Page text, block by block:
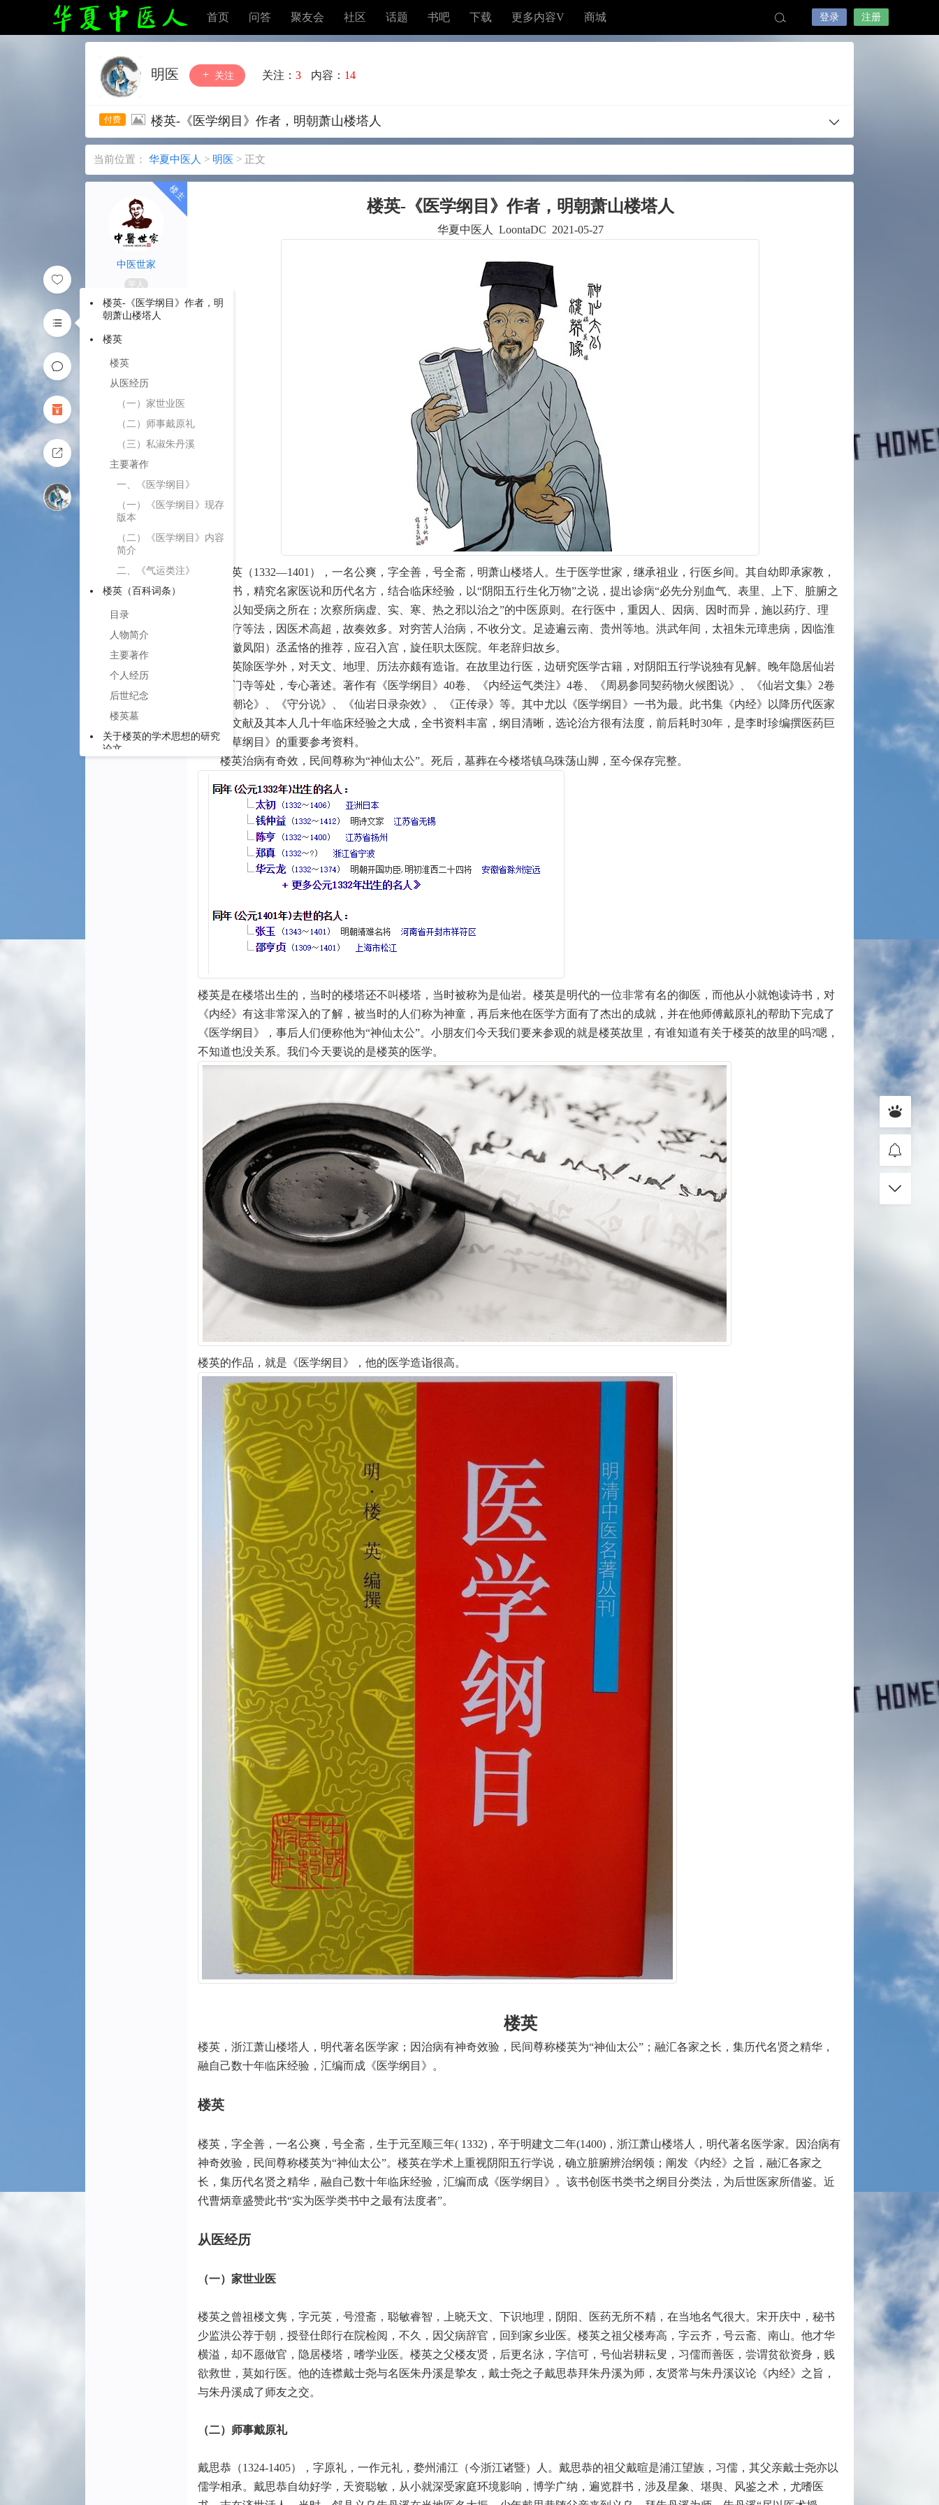
首页 问答 聚友会 社区 话题 书吧 下载 更多内容V 商城 登录 注册
明医 关注 关注： 3 内容： 14
楼英-《医学纲目》作者，明朝萧山楼塔人
当前位置： 华夏中医人 > 明医 > 正文
楼英-《医学纲目》作者，明
朝萧山楼塔人
楼英
楼英
从医经历
（一）家世业医
（二）师事戴原礼
（三）私淑朱丹溪
主要著作
一、《医学纲目》
（一）《医学纲目》现存
版本
（二）《医学纲目》内容
简介
二、《气运类注》
楼英（百科词条）
目录
人物简介
主要著作
个人经历
后世纪念
楼英墓
关于楼英的学术思想的研究
论文
中医学理论体系重构的典范
——楼英《医学纲目》理
4.4今天的机遇与突破
中医世家
平人
楼英-《医学纲目》作者，明朝萧山楼塔人
华夏中医人 LoontaDC 2021-05-27
楼英（1332—1401），一名公爽，字全善，号全斋，明萧山楼塔人。生于医学世家，继承祖业，行医乡间。其自幼即承家教，
博览群书，精究名家医说和历代名方，结合临床经验，以“阴阳五行生化万物”之说，提出诊病“必先分别血气、表里、上下、脏腑之
分野，以知受病之所在；次察所病虚、实、寒、热之邪以治之”的中医原则。在行医中，重因人、因病、因时而异，施以药疗、理
疗、针疗等法，因医术高超，故奏效多。对穷苦人治病，不收分文。足迹遍云南、贵州等地。洪武年间，太祖朱元璋患病，因临淮
（今安徽凤阳）丞孟恪的推荐，应召入宫，旋任职太医院。年老辞归故乡。
楼英除医学外，对天文、地理、历法亦颇有造诣。在故里边行医，边研究医学古籍，对阴阳五行学说独有见解。晚年隐居仙岩
山、云门寺等处，专心著述。著作有《医学纲目》40卷、《内经运气类注》4卷、《周易参同契药物火候图说》、《仙岩文集》2卷
及《江潮论》、《守分说》、《仙岩日录杂效》、《正传录》等。其中尤以《医学纲目》一书为最。此书集《内经》以降历代医家
方书、文献及其本人几十年临床经验之大成，全书资料丰富，纲目清晰，选论治方很有法度，前后耗时30年，是李时珍编撰医药巨
著《本草纲目》的重要参考资料。
楼英治病有奇效，民间尊称为“神仙太公”。死后，墓葬在今楼塔镇乌珠荡山脚，至今保存完整。
楼英是在楼塔出生的，当时的楼塔还不叫楼塔，当时被称为是仙岩。楼英是明代的一位非常有名的御医，而他从小就饱读诗书，对
《内经》有这非常深入的了解，被当时的人们称为神童，再后来他在医学方面有了杰出的成就，并在他师傅戴原礼的帮助下完成了
《医学纲目》，事后人们便称他为“神仙太公”。小朋友们今天我们要来参观的就是楼英故里，有谁知道有关于楼英的故里的吗?嗯，
不知道也没关系。我们今天要说的是楼英的医学。
楼英的作品，就是《医学纲目》，他的医学造诣很高。
楼英
楼英，浙江萧山楼塔人，明代著名医学家；因治病有神奇效验，民间尊称楼英为“神仙太公”；融汇各家之长，集历代名贤之精华，
融自己数十年临床经验，汇编而成《医学纲目》。
楼英
楼英，字全善，一名公爽，号全斋，生于元至顺三年( 1332)，卒于明建文二年(1400)，浙江萧山楼塔人，明代著名医学家。因治病有
神奇效验，民间尊称楼英为“神仙太公”。楼英在学术上重视阴阳五行学说，确立脏腑辨治纲领；阐发《内经》之旨，融汇各家之
长，集历代名贤之精华，融自己数十年临床经验，汇编而成《医学纲目》。该书创医书类书之纲目分类法，为后世医家所借鉴。近
代曹炳章盛赞此书“实为医学类书中之最有法度者”。
从医经历
（一）家世业医
楼英之曾祖楼文隽，字元英，号澄斋，聪敏睿智，上晓天文、下识地理，阴阳、医药无所不精，在当地名气很大。宋开庆中，秘书
少监洪公荐于朝，授登仕郎行在院检阅，不久，因父病辞官，回到家乡业医。楼英之祖父楼寿高，字云齐，号云斋、南山。他才华
横溢，却不愿做官，隐居楼塔，嗜学业医。楼英之父楼友贤，后更名泳，字信可，号仙岩耕耘叟，习儒而善医，尝谓贫欲资身，贱
欲救世，莫如行医。他的连襟戴士尧与名医朱丹溪是挚友，戴士尧之子戴思恭拜朱丹溪为师，友贤常与朱丹溪议论《内经》之旨，
与朱丹溪成了师友之交。
（二）师事戴原礼
戴思恭（1324-1405），字原礼，一作元礼，婺州浦江（今浙江诸暨）人。戴思恭的祖父戴暄是浦江望族，习儒，其父亲戴士尧亦以
儒学相承。戴思恭自幼好学，天资聪敏，从小就深受家庭环境影响，博学广纳，遍览群书，涉及星象、堪舆、风鉴之术，尤嗜医